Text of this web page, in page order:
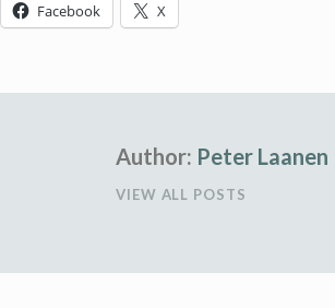
Facebook X
Author: Peter Laanen
VIEW ALL POSTS